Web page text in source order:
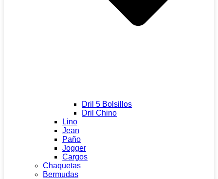
Dril 5 Bolsillos
Dril Chino
Lino
Jean
Paño
Jogger
Cargos
Chaquetas
Bermudas